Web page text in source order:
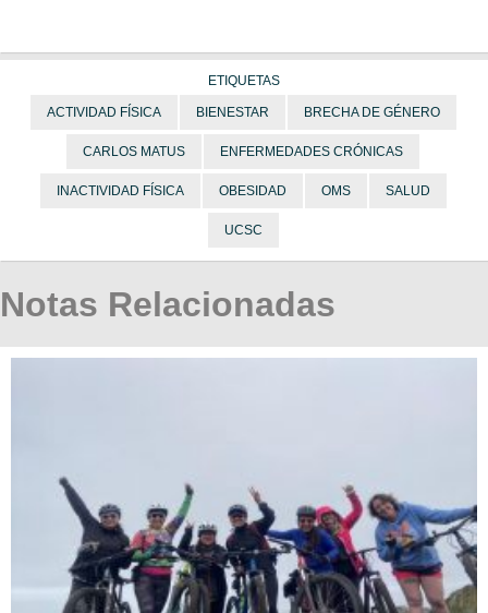
ETIQUETAS
ACTIVIDAD FÍSICA BIENESTAR BRECHA DE GÉNERO
CARLOS MATUS ENFERMEDADES CRÓNICAS
INACTIVIDAD FÍSICA OBESIDAD OMS SALUD
UCSC
Notas Relacionadas